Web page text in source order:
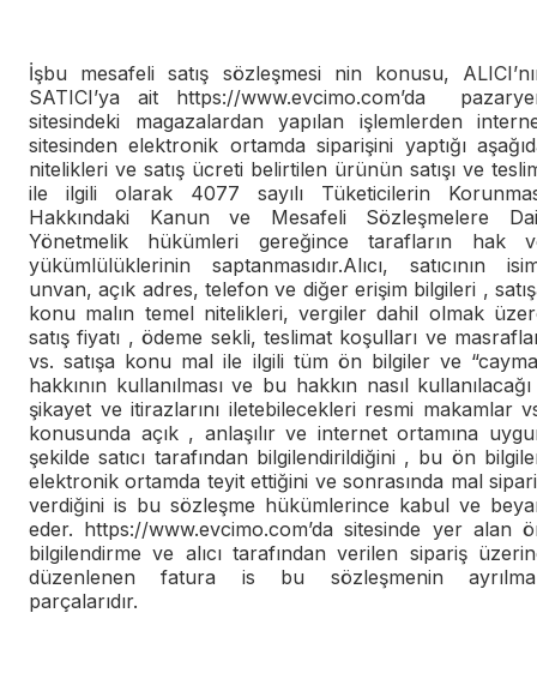
İşbu mesafeli satış sözleşmesi nin konusu,
SATICI’ya ait https://www.evcimo.com’da
sitesindeki magazalardan yapılan işlemlerden
sitesinden elektronik ortamda siparişini yaptığı
nitelikleri ve satış ücreti belirtilen ürünün satışı ve
ile ilgili olarak 4077 sayılı Tüketicilerin
Hakkındaki Kanun ve Mesafeli Sözleşmelere
Yönetmelik hükümleri gereğince tarafların hak
yükümlülüklerinin saptanmasıdır.Alıcı, satıcının
unvan, açık adres, telefon ve diğer erişim bilgileri ,
konu malın temel nitelikleri, vergiler dahil olmak
satış fiyatı , ödeme sekli, teslimat koşulları ve
vs. satışa konu mal ile ilgili tüm ön bilgiler ve
hakkının kullanılması ve bu hakkın nasıl
şikayet ve itirazlarını iletebilecekleri resmi makamlar
konusunda açık , anlaşılır ve internet ortamına
şekilde satıcı tarafından bilgilendirildiğini , bu ön
elektronik ortamda teyit ettiğini ve sonrasında mal
verdiğini is bu sözleşme hükümlerince kabul ve
eder. https://www.evcimo.com’da sitesinde yer alan
bilgilendirme ve alıcı tarafından verilen sipariş
düzenlenen fatura is bu sözleşmenin
parçalarıdır.